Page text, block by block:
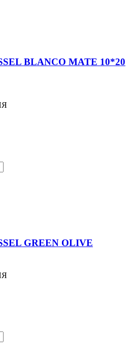
BLANCO MATE 10*20
GREEN OLIVE